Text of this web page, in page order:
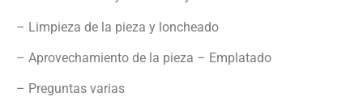
– Limpieza de la pieza y loncheado
– Aprovechamiento de la pieza – Emplatado
– Preguntas varias